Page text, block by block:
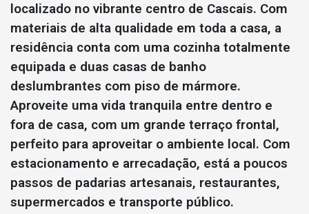
localizado no vibrante centro de Cascais. Com
materiais de alta qualidade em toda a casa, a
residência conta com uma cozinha totalmente
equipada e duas casas de banho
deslumbrantes com piso de mármore.
Aproveite uma vida tranquila entre dentro e
fora de casa, com um grande terraço frontal,
perfeito para aproveitar o ambiente local. Com
estacionamento e arrecadação, está a poucos
passos de padarias artesanais, restaurantes,
supermercados e transporte público.